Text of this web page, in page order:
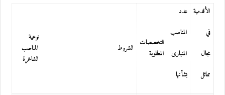
الأقدمية
في
مجال
مماثل
عدد
المناصب
المتبارى
بشأنها
التخصصات
المطلوبة
الشروط
نوعية
المناصب
الشاغرة